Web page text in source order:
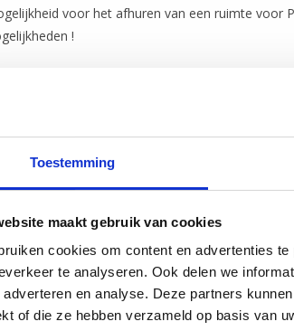
Toestemming
maakt gebruik van cookies
cookies om content en advertenties
te analyseren. Ook delen we
adverteren en analyse. Deze partners
of die ze hebben verzameld op basis van
voor het afhuren van een ruimte voor
!